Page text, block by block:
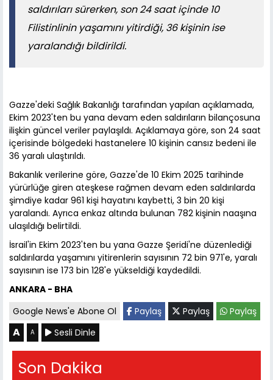
saldırıları sürerken, son 24 saat içinde 10
Filistinlinin yaşamını yitirdiği, 36 kişinin ise
yaralandığı bildirildi.
Gazze'deki Sağlık Bakanlığı tarafından yapılan açıklamada,
Ekim 2023'ten bu yana devam eden saldırıların bilançosuna
ilişkin güncel veriler paylaşıldı. Açıklamaya göre, son 24 saat
içerisinde bölgedeki hastanelere 10 kişinin cansız bedeni ile
36 yaralı ulaştırıldı.
Bakanlık verilerine göre, Gazze'de 10 Ekim 2025 tarihinde
yürürlüğe giren ateşkese rağmen devam eden saldırılarda
şimdiye kadar 961 kişi hayatını kaybetti, 3 bin 20 kişi
yaralandı. Ayrıca enkaz altında bulunan 782 kişinin naaşına
ulaşıldığı belirtildi.
İsrail'in Ekim 2023'ten bu yana Gazze Şeridi'ne düzenlediği
saldırılarda yaşamını yitirenlerin sayısının 72 bin 971'e, yaralı
sayısının ise 173 bin 128'e yükseldiği kaydedildi.
ANKARA - BHA
Google News'e Abone Ol
Paylaş Paylaş Paylaş
A A Sesli Dinle
Son Dakika